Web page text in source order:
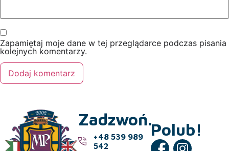
Zapamiętaj moje dane w tej przeglądarce podczas pisania
kolejnych komentarzy.
Zadzwoń.
+48 539 989
542
Polub!